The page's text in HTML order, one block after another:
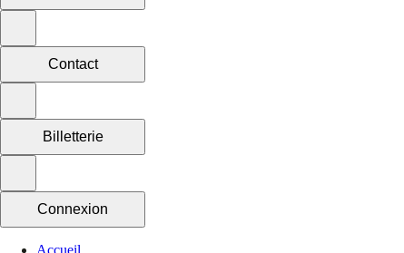
Contact
Billetterie
Connexion
Accueil